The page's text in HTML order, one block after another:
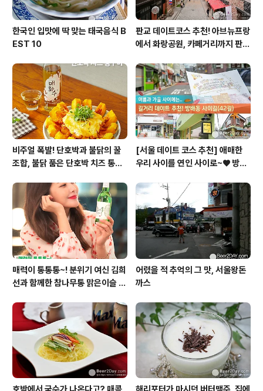
한국인 입맛에 딱 맞는 태국음식 B
EST 10
판교 데이트코스 추천! 아브뉴프랑
에서 화랑공원, 카페거리까지 판교
비주얼 폭발! 단호박과 불닭의 꿀
조합, 불닭 품은 단호박 치즈 통구
[서울 데이트 코스 추천] 애매한
우리 사이를 연인 사이로~♥ 방배
매력이 통통통~! 분위기 여신 김희
선과 함께한 참나무통 맑은이슬 T
어렸을 적 추억의 그 맛, 서울왕돈
까스